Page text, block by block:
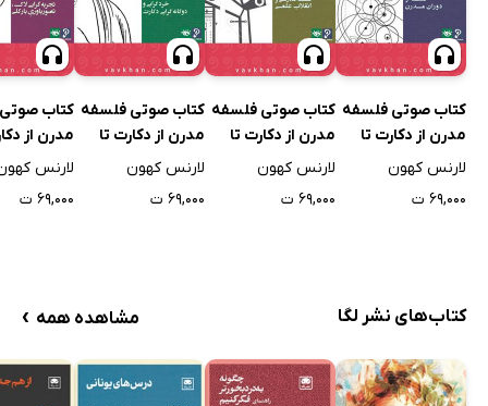
کتاب صوتی فلسفه
مدرن از دکارت تا
دریدا (بخش 1)
لارنس کهون
۶۹,۰۰۰ ت
کتاب صوتی فلسفه
مدرن از دکارت تا
دریدا (بخش 2)
لارنس کهون
۶۹,۰۰۰ ت
کتاب صوتی فلسفه
مدرن از دکارت تا
دریدا (بخش 3)
لارنس کهون
۶۹,۰۰۰ ت
کتاب
مدرن از
دریدا (بخش
لارنس
۶۹,۰۰۰ ت
کتاب‌های نشر لگا مشاهده همه ›